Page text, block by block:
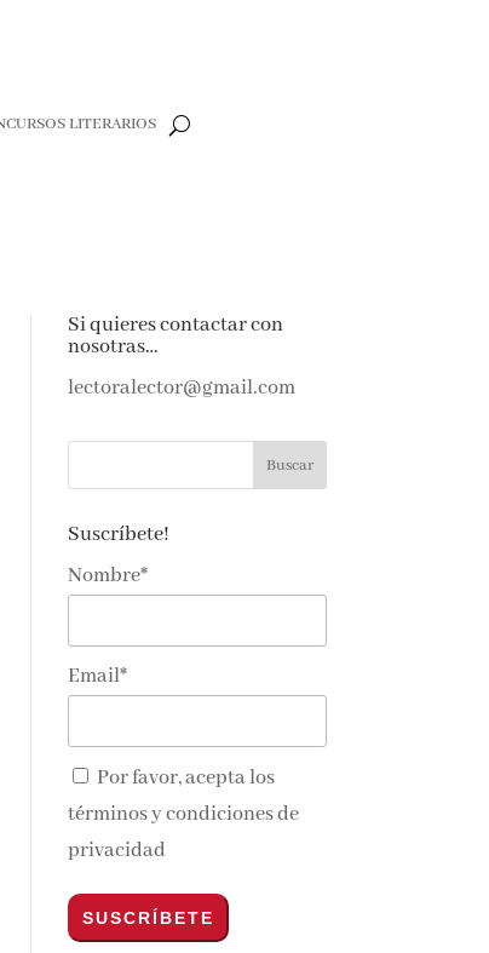
LITERARIOS
Si quieres contactar con
nosotras…
lectoralector@gmail.com
Suscríbete!
Nombre*
Email*
Por favor, acepta los
términos y condiciones de
privacidad